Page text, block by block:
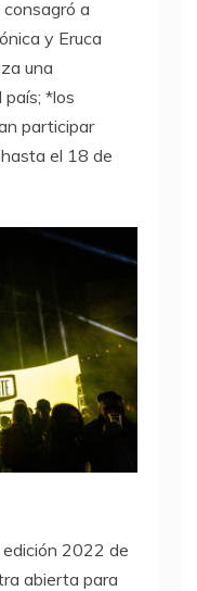
a
y Eruca
una
*los
participar
el 18 de
2022 de
abierta para